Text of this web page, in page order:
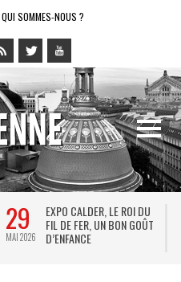
QUI SOMMES-NOUS ?
29
MAI 2026
EXPO CALDER, LE ROI DU
FIL DE FER, UN BON GOÛT
D’ENFANCE